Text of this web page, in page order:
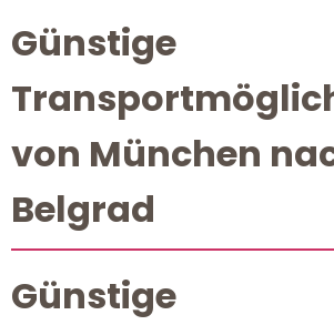
Günstige
von München
Belgrad
Günstige